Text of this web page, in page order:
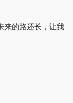
来的路还长，让我